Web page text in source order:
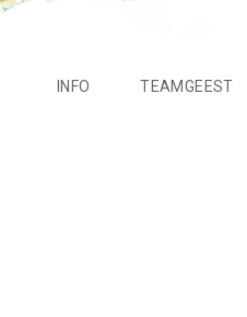
INFO TEAMGEEST